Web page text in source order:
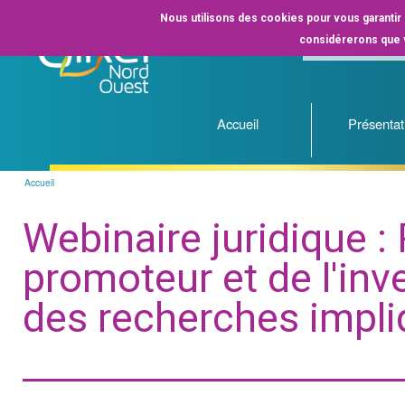
Nous utilisons des cookies pour vous
considérerons que
Accueil
Accueil
Webinaire juridique :
promoteur et de
des recherches